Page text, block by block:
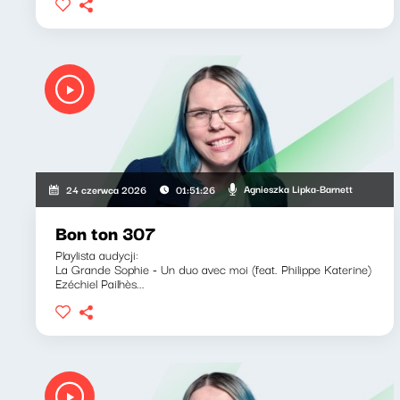
24 czerwca 2026 01:51:26 Agnieszka Lipka-Barnett
Bon ton 307
Playlista audycji:
La Grande Sophie - Un duo avec moi (feat. Philippe Katerine)
Ezéchiel Pailhès...